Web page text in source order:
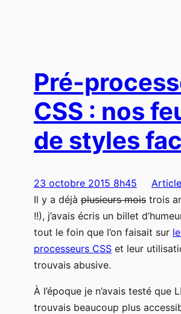
Pré-
CSS : nos
de styles
23 octobre 2015 8h45
Il y a déjà plusieurs mois trois
!!), j’avais écris un billet
tout le foin que l’on faisait sur
processeurs CSS et leur
trouvais abusive.
À l’époque je n’avais testé que
trouvais beaucoup plus